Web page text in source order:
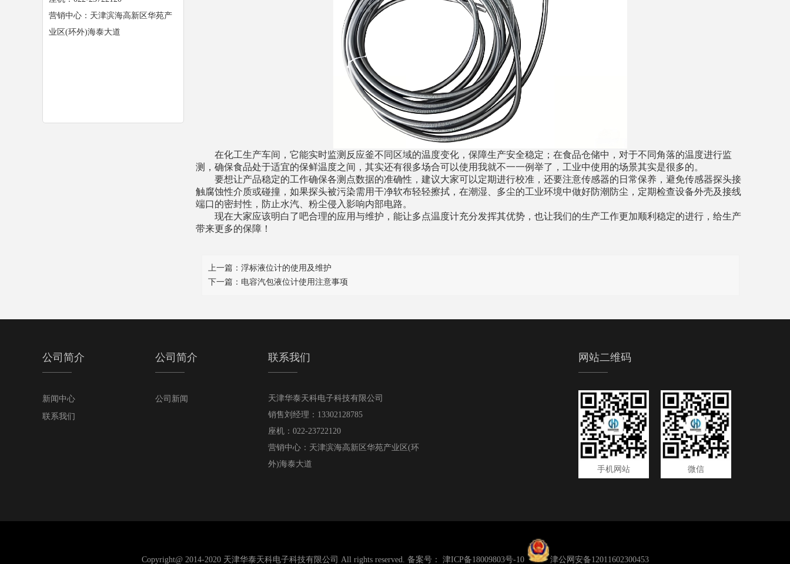
营销中心：天津滨海高新区华苑产
业区(环外)海泰大道
在化工生产车间，它能实时监测反应釜不同区域的温度变化，保障生产安全稳定；在食品仓储中， 对于不同角落的温度进行监
测， 确保食品处于适宜的保鲜温度之间，其实还有很多场合可以使用我就不一一例举了，工业中使用的场景其实是很多的。
要想让产品稳定的工作确保各测点数据的准确性 ，建议大家可以定期进行校准，还要注意传感器的日常保养，避免传感器探头接
触腐蚀性介质或碰撞 ， 如果探头被污染需用干净软布轻轻擦拭 ， 在潮湿、多尘的工业环境中做好防潮防尘 ，定期检查设备外壳及接线
端口的密封性，防止水汽、粉尘侵入影响内部电路。
现在大家应该明白了吧合理的应用与维护，能让多点温度计充分发挥其优势， 也让我们的生产工作更加顺利稳定的进行，给生产
带来更多的保障！
上一篇： 浮标液位计的使用及维护
下一篇： 电容汽包液位计使用注意事项
公司简介
新闻中心
联系我们
公司简介
公司新闻
联系我们
天津华泰天科电子科技有限公司
销售刘经理：13302128785
座机：022-23722120
营销中心：天津滨海高新区华苑产业区(环
外)海泰大道
网站二维码
手机网站 微信
Copyright@ 2014-2020 天津华泰天科电子科技有限公司 All rights reserved. 备案号： 津ICP备18009803号-10 津公网安备12011602300453